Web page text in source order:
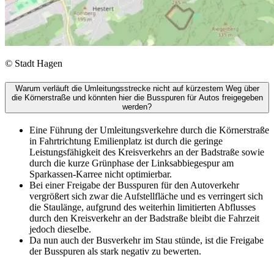
© Stadt Hagen
Warum verläuft die Umleitungsstrecke nicht auf kürzestem Weg über
die Körnerstraße und könnten hier die Busspuren für Autos freigegeben
werden?
Eine Führung der Umleitungsverkehre durch die Körnerstraße
in Fahrtrichtung Emilienplatz ist durch die geringe
Leistungsfähigkeit des Kreisverkehrs an der Badstraße sowie
durch die kurze Grünphase der Linksabbiegespur am
Sparkassen-Karree nicht optimierbar.
Bei einer Freigabe der Busspuren für den Autoverkehr
vergrößert sich zwar die Aufstellfläche und es verringert sich
die Staulänge, aufgrund des weiterhin limitierten Abflusses
durch den Kreisverkehr an der Badstraße bleibt die Fahrzeit
jedoch dieselbe.
Da nun auch der Busverkehr im Stau stünde, ist die Freigabe
der Busspuren als stark negativ zu bewerten.